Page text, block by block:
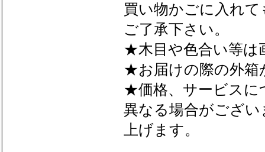
買い物かごに入れ
ご了承下さい。
★木目や色合い等は
★お届けの際の外箱
★価格、サービスに
異なる場合がござ
上げます。